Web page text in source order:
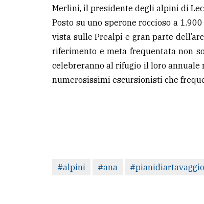
Merlini, il presidente degli alpini di
Posto su uno sperone roccioso a
vista sulle Prealpi e gran parte
riferimento e meta frequentata non
celebreranno al rifugio il loro annuale
numerosissimi escursionisti che
#alpini #ana #pianidiartavaggio